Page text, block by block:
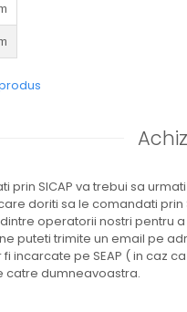
prin SICAP va trebui sa
doriti sa le comandati
dintre operatorii nostri
ne puteti trimite un email pe
fi incarcate pe SEAP ( in caz
catre dumneavoastra.